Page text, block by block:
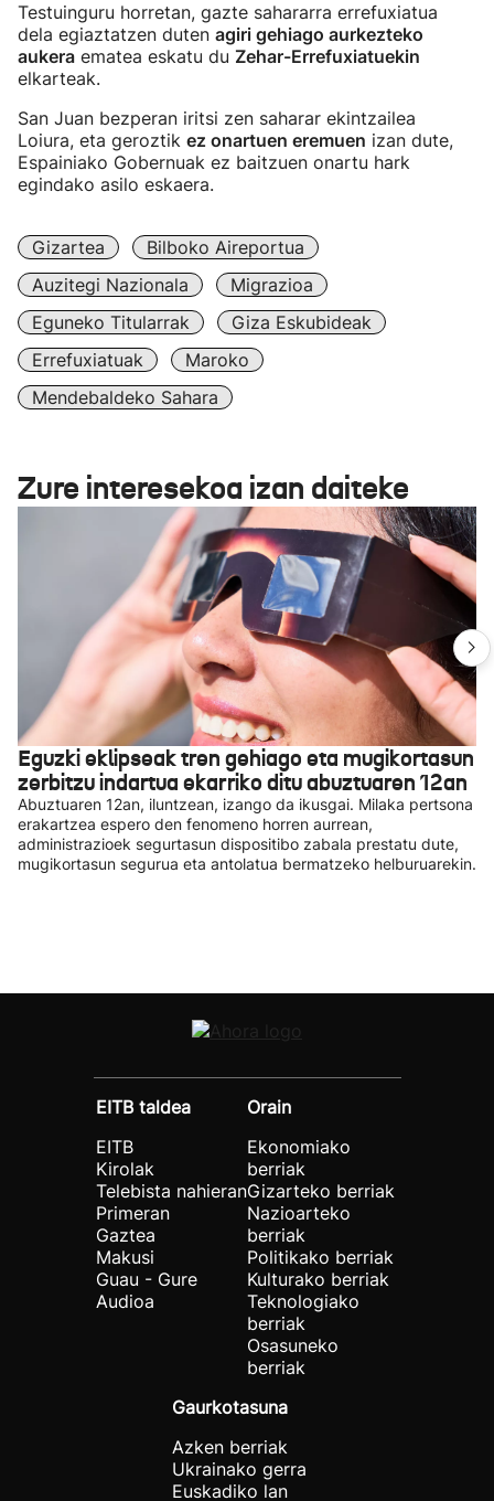
Testuinguru horretan, gazte sahararra errefuxiatua
dela egiaztatzen duten agiri gehiago aurkezteko
aukera ematea eskatu du Zehar-Errefuxiatuekin
elkarteak.
San Juan bezperan iritsi zen saharar ekintzailea
Loiura, eta geroztik ez onartuen eremuen izan dute,
Espainiako Gobernuak ez baitzuen onartu hark
egindako asilo eskaera.
Gizartea
Bilboko Aireportua
Auzitegi Nazionala
Migrazioa
Eguneko Titularrak
Giza Eskubideak
Errefuxiatuak
Maroko
Mendebaldeko Sahara
Zure interesekoa izan daiteke
Eguzki eklipseak tren gehiago eta mugikortasun
zerbitzu indartua ekarriko ditu abuztuaren 12an
Abuztuaren 12an, iluntzean, izango da ikusgai. Milaka pertsona
erakartzea espero den fenomeno horren aurrean,
administrazioek segurtasun dispositibo zabala prestatu dute,
mugikortasun segurua eta antolatua bermatzeko helburuarekin.
EITB taldea
EITB
Kirolak
Telebista nahieran
Primeran
Gaztea
Makusi
Guau - Gure
Audioa
Orain
Ekonomiako
berriak
Gizarteko berriak
Nazioarteko
berriak
Politikako berriak
Kulturako berriak
Teknologiako
berriak
Osasuneko
berriak
Gaurkotasuna
Azken berriak
Ukrainako gerra
Euskadiko lan